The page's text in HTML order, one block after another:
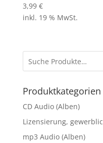
3,99 €
inkl. 19 % MwSt.
Produktkategorien
CD Audio (Alben)
Lizensierung,
mp3 Audio (Alben)